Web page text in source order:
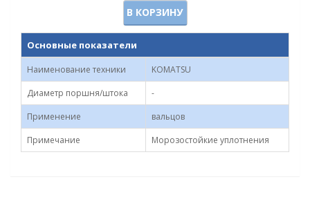
В КОРЗИНУ
Основные показатели
Наименование техники
KOMATSU
Диаметр поршня/штока
-
Применение
вальцов
Примечание
Морозостойкие уплотнения